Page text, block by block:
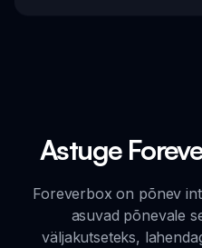
Astuge
Foreverbox on põnev
asuvad põnevale
väljakutseteks,